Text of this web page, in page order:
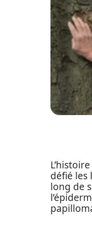
défié les
long de